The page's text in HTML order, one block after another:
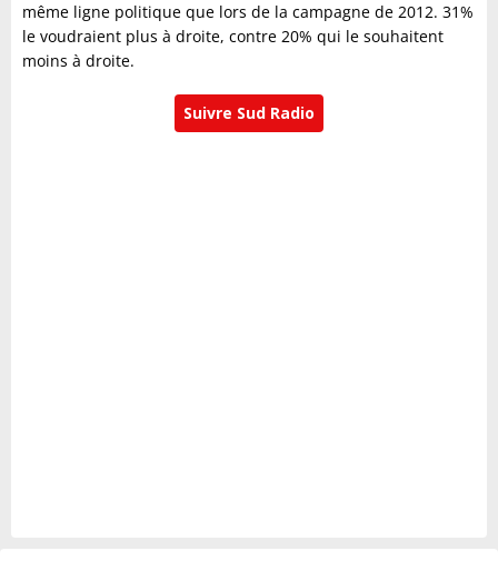
même ligne politique que lors de la campagne de 2012. 31%
le voudraient plus à droite, contre 20% qui le souhaitent
moins à droite.
Suivre Sud Radio